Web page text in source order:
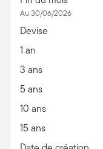
Au 30/06/2026
Devise
1 an
3 ans
5 ans
10 ans
15 ans